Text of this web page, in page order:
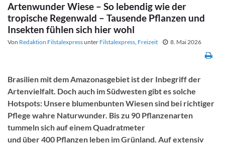
Artenwunder Wiese – So lebendig wie der
tropische Regenwald – Tausende Pflanzen und
Insekten fühlen sich hier wohl
Von Redaktion Filstalexpressunter Filstalexpress, Freizeit 8. Mai 2026
Brasilien mit dem Amazonasgebiet ist der Inbegriff der
Artenvielfalt. Doch auch im Südwesten gibt es solche
Hotspots: Unsere blumenbunten Wiesen sind bei richtiger
Pflege wahre Naturwunder. Bis zu 90 Pflanzenarten
tummeln sich auf einem Quadratmeter
und über 400 Pflanzen leben im Grünland. Auf extensiv